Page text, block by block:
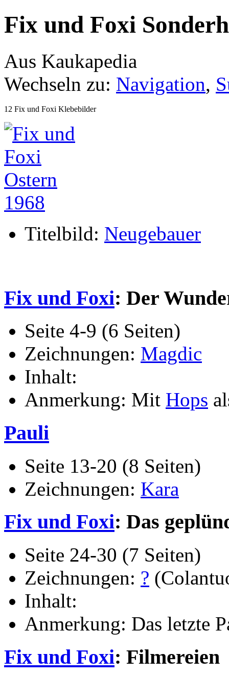
Fix und Foxi
Aus Kaukapedia
Wechseln zu: Navigation,
12 Fix und Foxi Klebebilder
Titelbild: Neugebauer
Fix und Foxi: Der
Seite 4-9 (6 Seiten)
Zeichnungen: Magdic
Inhalt:
Anmerkung: Mit Hops
Pauli
Seite 13-20 (8 Seiten)
Zeichnungen: Kara
Fix und Foxi: Das
Seite 24-30 (7 Seiten)
Zeichnungen: ?
Inhalt:
Anmerkung: Das letzte
Fix und Foxi: Filmereien